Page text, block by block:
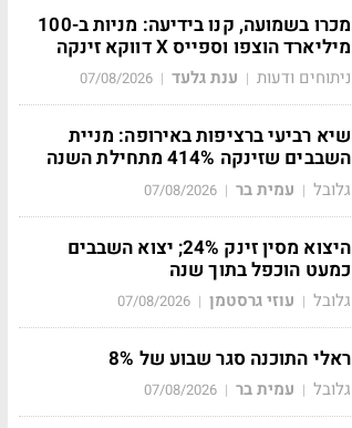
מכרו בשמועה, קנו בידיעה: מניות ב-100
מיליארד הוצפו וספייס X דווקא זינקה
ניתוחים ודעות | ענת גלעד |
07/08/2026
שיא רביעי ברציפות באירופה: מניית
השבבים שזינקה 414% מתחילת השנה
גלובל | עמית בר |
07/08/2026
היצוא מסין זינק 24%; יצוא השבבים
כמעט הוכפל בתוך שנה
גלובל | עוזי גרסטמן |
07/08/2026
ראלי התוכנה סגר שבוע של 8%
גלובל | עמית בר |
07/08/2026